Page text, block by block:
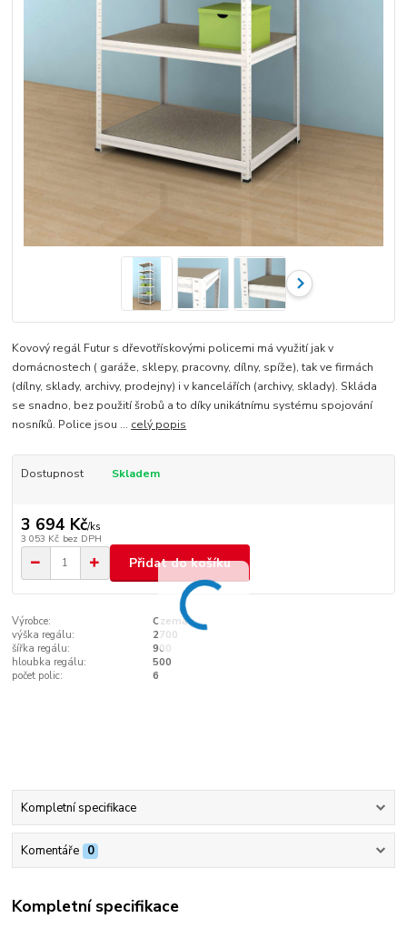
Kovový regál Futur s dřevotřískovými policemi má využití jak v
domácnostech ( garáže, sklepy, pracovny, dílny, spíže), tak ve firmách
(dílny, sklady, archivy, prodejny) i v kancelářích (archivy, sklady). Skláda
se snadno, bez použití šrobů a to díky unikátnímu systému spojování
nosníků. Police jsou ... celý popis
Dostupnost Skladem
3 694 Kč/ks
3 053 Kč bez DPH
Přidat do košíku
Výrobce:
Czemag
výška regálu:
2700
šířka regálu:
900
hloubka regálu:
500
počet polic:
6
Kompletní specifikace
Komentáře 0
Kompletní specifikace